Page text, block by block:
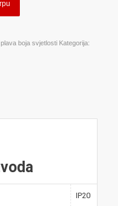
boja svjetlosti Kategorija:
IP20